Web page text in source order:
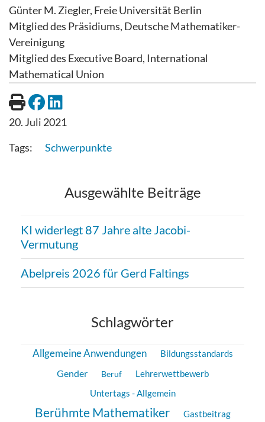
Günter M. Ziegler, Freie Universität Berlin
Mitglied des Präsidiums, Deutsche Mathematiker-
Vereinigung
Mitglied des Executive Board, International
Mathematical Union
20. Juli 2021
Schwerpunkte
Ausgewählte Beiträge
KI widerlegt 87 Jahre alte Jacobi-
Vermutung
Abelpreis 2026 für Gerd Faltings
Schlagwörter
Allgemeine Anwendungen Bildungsstandards
Gender Beruf Lehrerwettbewerb
Untertags - Allgemein
Berühmte Mathematiker Gastbeitrag